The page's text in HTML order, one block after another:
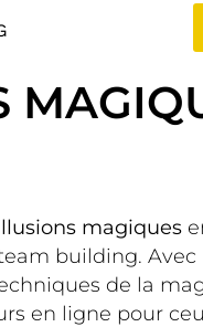
magiques
building. Avec
de la
en ligne pour